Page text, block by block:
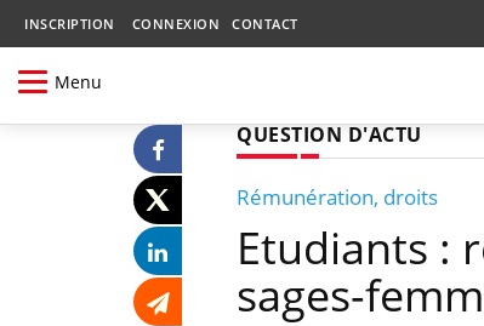
INSCRIPTION CONNEXION CONTACT
Menu
QUESTION D'ACTU
Rémunération, droits
Etudiants :
sages-